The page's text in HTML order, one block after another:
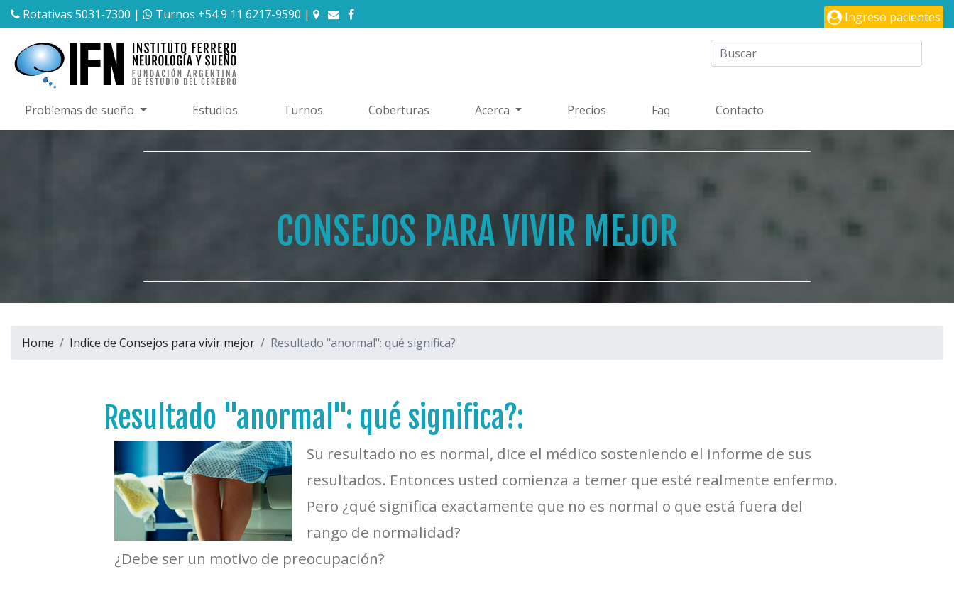
Rotativas 5031-7300 | Turnos +54 9 11 6217-9590 | Ingreso pacientes
Problemas de sueño Estudios Turnos Coberturas Acerca Precios Faq Contacto
CONSEJOS PARA VIVIR MEJOR
Home Indice de Consejos para vivir mejor Resultado "anormal": qué significa?
Resultado "anormal": qué significa?:
Su resultado no es normal, dice el médico sosteniendo el informe de sus
resultados. Entonces usted comienza a temer que esté realmente enfermo.
Pero ¿qué significa exactamente que no es normal o que está fuera del
rango de normalidad?
¿Debe ser un motivo de preocupación?